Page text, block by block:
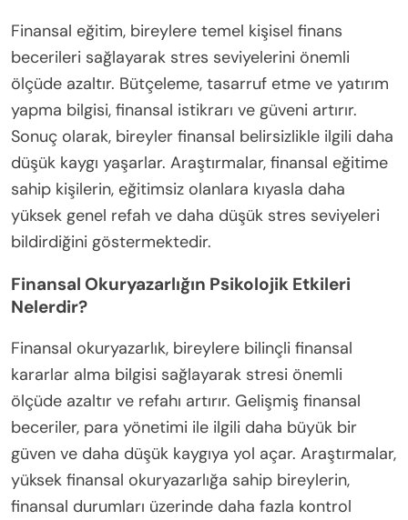
Finansal eğitim, bireylere temel kişisel finans
becerileri sağlayarak stres seviyelerini önemli
ölçüde azaltır. Bütçeleme, tasarruf etme ve yatırım
yapma bilgisi, finansal istikrarı ve güveni artırır.
Sonuç olarak, bireyler finansal belirsizlikle ilgili daha
düşük kaygı yaşarlar. Araştırmalar, finansal eğitime
sahip kişilerin, eğitimsiz olanlara kıyasla daha
yüksek genel refah ve daha düşük stres seviyeleri
bildirdiğini göstermektedir.
Finansal Okuryazarlığın Psikolojik Etkileri
Nelerdir?
Finansal okuryazarlık, bireylere bilinçli finansal
kararlar alma bilgisi sağlayarak stresi önemli
ölçüde azaltır ve refahı artırır. Gelişmiş finansal
beceriler, para yönetimi ile ilgili daha büyük bir
güven ve daha düşük kaygıya yol açar. Araştırmalar,
yüksek finansal okuryazarlığa sahip bireylerin,
finansal durumları üzerinde daha fazla kontrol